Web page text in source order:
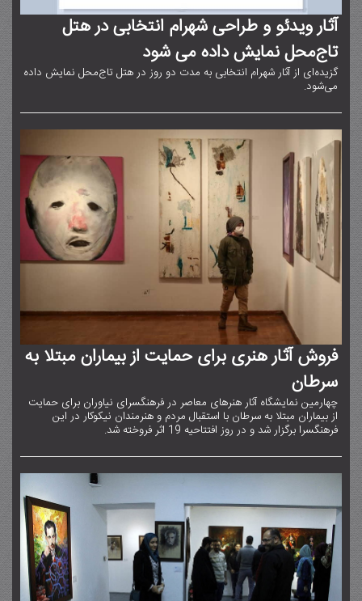
آثار ویدئو و طراحی شهرام انتخابی در هتل
تاج‌محل نمایش داده می شود
گزیده‌ای از آثار شهرام انتخابی به مدت دو روز در هتل تاج‌محل نمایش داده
می‌شود.
فروش آثار هنری برای حمایت از بیماران مبتلا به
سرطان
چهارمین نمایشگاه آثار هنرهای معاصر در فرهنگسرای نیاوران برای حمایت
از بیماران مبتلا به سرطان با استقبال مردم و هنرمندان نیکوکار در این
فرهنگسرا برگزار شد و در روز افتتاحیه ۱۹ اثر فروخته شد.